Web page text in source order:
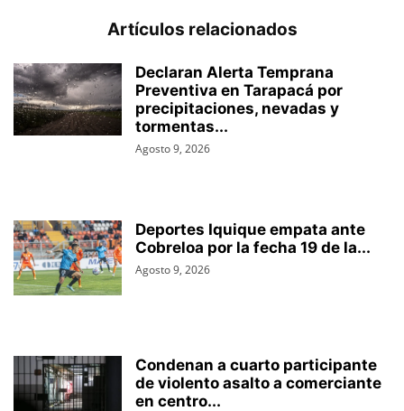
Artículos relacionados
Declaran Alerta Temprana
Preventiva en Tarapacá por
precipitaciones, nevadas y
tormentas...
Agosto 9, 2026
Deportes Iquique empata ante
Cobreloa por la fecha 19 de la...
Agosto 9, 2026
Condenan a cuarto participante
de violento asalto a comerciante
en centro...